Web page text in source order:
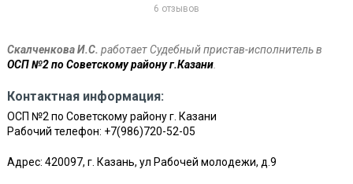
6 отзывов
Скалченкова И.С. работает Судебный пристав-исполнитель в
ОСП №2 по Советскому району г.Казани.
Контактная информация:
ОСП №2 по Советскому району г. Казани
Рабочий телефон: +7(986)720-52-05
Адрес: 420097, г. Казань, ул Рабочей молодежи, д.9